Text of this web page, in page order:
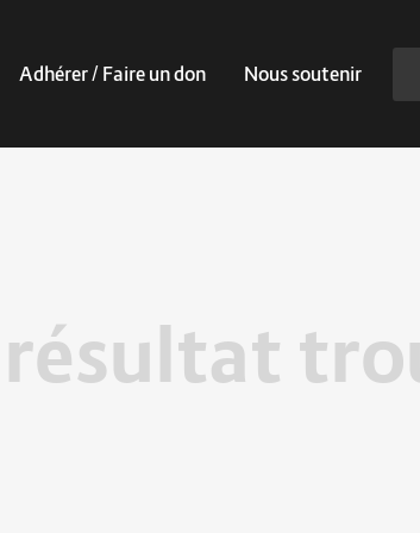
Adhérer / Faire un don Nous soutenir